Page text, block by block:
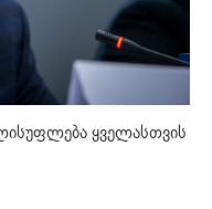
ყველასთვის